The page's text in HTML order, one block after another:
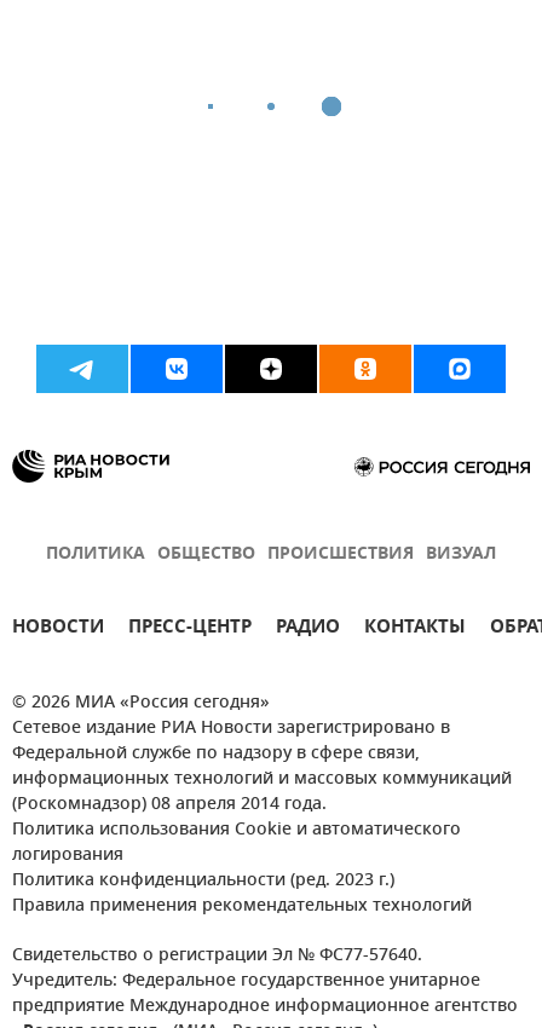
ПОЛИТИКА ОБЩЕСТВО ПРОИСШЕСТВИЯ ВИЗУАЛ
НОВОСТИ ПРЕСС-ЦЕНТР РАДИО КОНТАКТЫ
© 2026 МИА «Россия сегодня»
Сетевое издание РИА Новости зарегистрировано в
Федеральной службе по надзору в сфере связи,
информационных технологий и массовых коммуникаций
(Роскомнадзор) 08 апреля 2014 года.
Политика использования Cookie и автоматического
логирования
Политика конфиденциальности (ред. 2023 г.)
Правила применения рекомендательных технологий
Свидетельство о регистрации Эл № ФС77-57640.
Учредитель: Федеральное государственное унитарное
предприятие Международное информационное агентство